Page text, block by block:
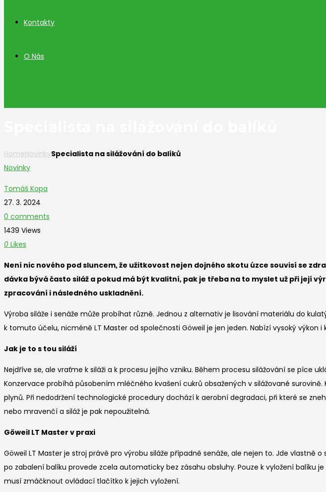
Kontakty
O Nás
HomeNovinkySpecialista na silážování do balíků
Novinky
Tomáš Kopa
27. 3. 2024
0 comments
1439 Views
0 Likes
Není nic nového pod sluncem, že užitkovost nejen dojného skotu úzce souvisí se
dávka bývá často siláž a pokud má být kvalitní, pak je třeba na to myslet už při její
zpracování i následného uskladnění.
Výroba siláže i senáže může probíhat různě. Jednou z alternativ je lisování materiálu do
k tomuto účelu, nicméně LT Master od společnosti Göweil je jen jeden. Nabízí vysoký
Jak je to s tou siláží
Nejdříve se, ale vraťme k siláži a k procesu jejího vzniku. Během procesu silážování se
Konzervace probíhá působením mléčného kvašení cukrů obsažených v silážované
plynů. Při nedodržení technologické procedury dochází k aerobní degradaci, při které se
nebo mravenčí a siláž je pak nepoužitelná.
Göweil LT Master v praxi
Göweil LT Master je stroj právě pro výrobu siláže případně senáže, ale nejen to. Jde
po zabalení balíku provede zcela automaticky bez zásahu obsluhy. Pouze k vyložení balíku
musí zmáčknout ovládací tlačítko k jejich vyložení.